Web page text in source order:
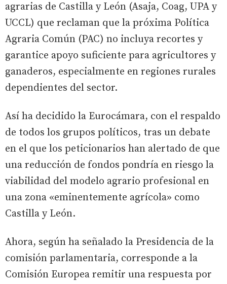
agrarias de Castilla y León (Asaja, Coag, UPA y
UCCL) que reclaman que la próxima Política
Agraria Común (PAC) no incluya recortes y
garantice apoyo suficiente para agricultores y
ganaderos, especialmente en regiones rurales
dependientes del sector.
Así ha decidido la Eurocámara, con el respaldo
de todos los grupos políticos, tras un debate
en el que los peticionarios han alertado de que
una reducción de fondos pondría en riesgo la
viabilidad del modelo agrario profesional en
una zona «eminentemente agrícola» como
Castilla y León.
Ahora, según ha señalado la Presidencia de la
comisión parlamentaria, corresponde a la
Comisión Europea remitir una respuesta por